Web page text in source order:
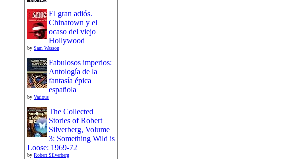
El gran adiós.
Chinatown y el
ocaso del viejo
Hollywood
by Sam Wasson
Fabulosos imperios:
Antología de la
fantasía épica
española
by Various
The Collected
Stories of Robert
Silverberg, Volume
3: Something Wild is
Loose: 1969-72
by Robert Silverberg